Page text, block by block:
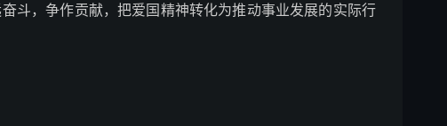
斗，争作贡献，把爱国精神转化为推动事业发展的实际行